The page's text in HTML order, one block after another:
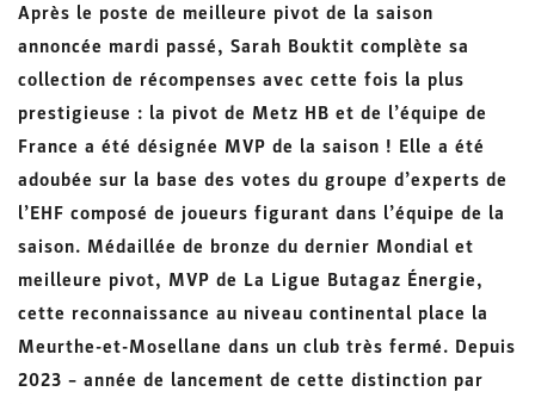
Après le poste de meilleure pivot de la saison
annoncée mardi passé, Sarah Bouktit complète sa
collection de récompenses avec cette fois la plus
prestigieuse : la pivot de Metz HB et de l’équipe de
France a été désignée MVP de la saison ! Elle a été
adoubée sur la base des votes du groupe d’experts de
l’EHF composé de joueurs figurant dans l’équipe de la
saison. Médaillée de bronze du dernier Mondial et
meilleure pivot, MVP de La Ligue Butagaz Énergie,
cette reconnaissance au niveau continental place la
Meurthe-et-Mosellane dans un club très fermé. Depuis
2023 – année de lancement de cette distinction par